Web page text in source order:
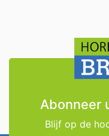
Abonneer
Blijf op de